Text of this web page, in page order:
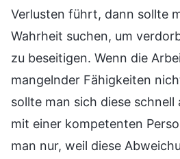
Verlusten führt, dann sollte
Wahrheit suchen, um
zu beseitigen. Wenn die
mangelnder Fähigkeiten
sollte man sich diese schnell
mit einer kompetenten
man nur, weil diese